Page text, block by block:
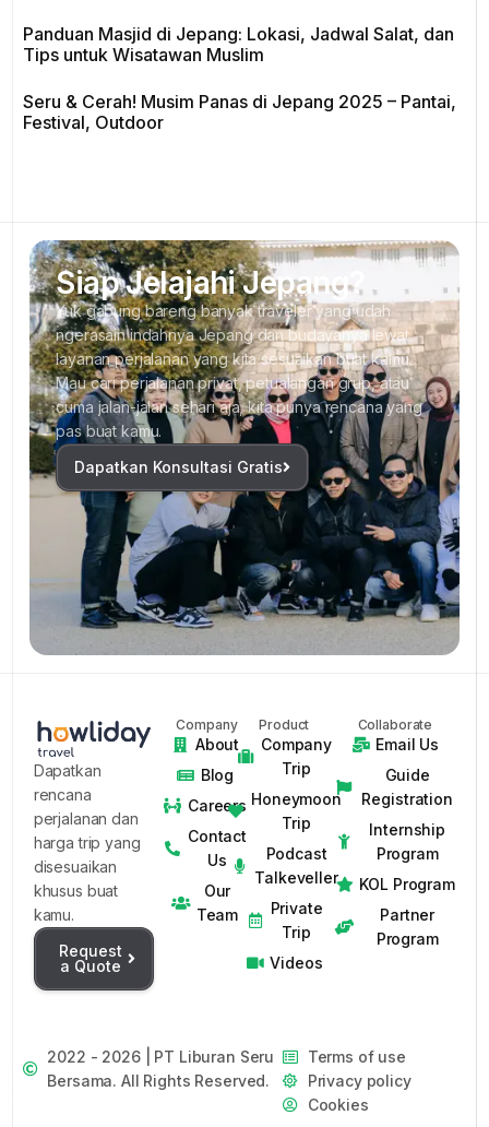
Panduan Masjid di Jepang: Lokasi, Jadwal Salat, dan
Tips untuk Wisatawan Muslim
Seru & Cerah! Musim Panas di Jepang 2025 – Pantai,
Festival, Outdoor
Siap Jelajahi Jepang?
Yuk gabung bareng banyak traveler yang udah
ngerasain indahnya Jepang dan budayanya lewat
layanan perjalanan yang kita sesuaikan buat kamu.
Mau cari perjalanan privat, petualangan grup, atau
cuma jalan-jalan sehari aja, kita punya rencana yang
pas buat kamu.
Dapatkan Konsultasi Gratis
Dapatkan
rencana
perjalanan dan
harga trip yang
disesuaikan
khusus buat
kamu.
Request
a Quote
Company
About
Blog
Careers
Contact
Us
Our
Team
Product
Company
Trip
Honeymoon
Trip
Podcast
Talkeveller
Private
Trip
Videos
Collaborate
Email Us
Guide
Registration
Internship
Program
KOL Program
Partner
Program
2022 - 2026 | PT Liburan Seru
Bersama. All Rights Reserved.
Terms of use
Privacy policy
Cookies